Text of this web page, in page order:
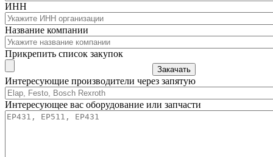
ИНН
Название компании
Прикрепить список закупок
Закачать
Интересующие производители через запятую
Интересующее вас оборудование или запчасти